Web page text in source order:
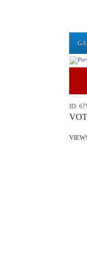
ID: